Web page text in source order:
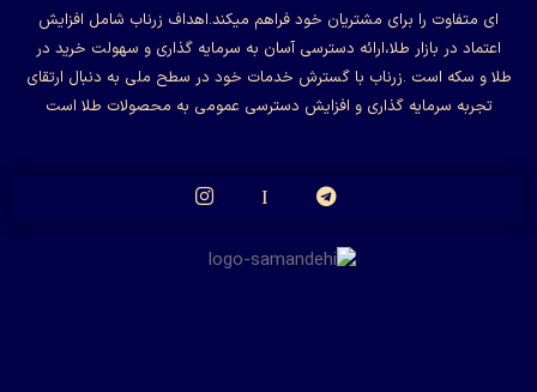
ای متفاوت را برای مشتریان خود فراهم میکند.اهداف زرناب شامل افزایش
اعتماد در بازار طلا،ارائه دسترسی آسان به سرمایه گذاری و سهولت خرید در
طلا و سکه است .زرناب با گسترش خدمات خود در سطح ملی به دنبال ارتقای
تجربه سرمایه گذاری و افزایش دسترسی عمومی به محصولات طلا است